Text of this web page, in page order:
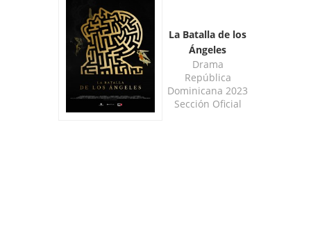
La Batalla de los
Ángeles
Drama
República
Dominicana 2023
Sección Oficial